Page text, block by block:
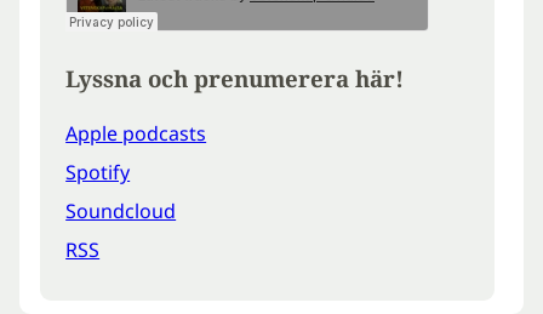
Lyssna och prenumerera här!
Apple podcasts
Spotify
Soundcloud
RSS